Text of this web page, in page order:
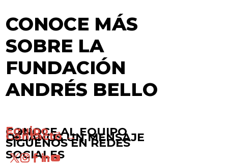
CONOCE MÁS
SOBRE LA
FUNDACIÓN
ANDRÉS BELLO
CONOCE AL EQUIPO
Equipo →
DÉJANOS UN MENSAJE
Contacto →
SÍGUENOS EN REDES
SOCIALES